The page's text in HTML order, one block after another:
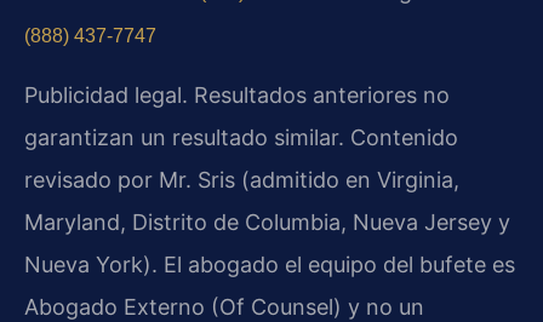
(888) 437-7747
Publicidad legal. Resultados anteriores no
garantizan un resultado similar. Contenido
revisado por Mr. Sris (admitido en Virginia,
Maryland, Distrito de Columbia, Nueva Jersey y
Nueva York). El abogado el equipo del bufete es
Abogado Externo (Of Counsel) y no un